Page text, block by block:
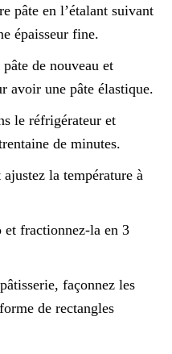
pâte en l’étalant suivant
épaisseur fine.
de nouveau et
avoir une pâte élastique.
le réfrigérateur et
de minutes.
la température à
fractionnez-la en 3
façonnez les
de rectangles